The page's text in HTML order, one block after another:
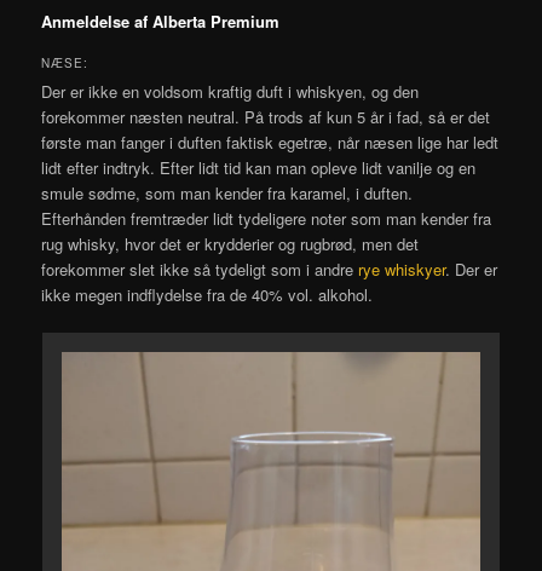
Anmeldelse af Alberta Premium
NÆSE:
Der er ikke en voldsom kraftig duft i whiskyen, og den
forekommer næsten neutral. På trods af kun 5 år i fad, så er det
første man fanger i duften faktisk egetræ, når næsen lige har ledt
lidt efter indtryk. Efter lidt tid kan man opleve lidt vanilje og en
smule sødme, som man kender fra karamel, i duften.
Efterhånden fremtræder lidt tydeligere noter som man kender fra
rug whisky, hvor det er krydderier og rugbrød, men det
forekommer slet ikke så tydeligt som i andre rye whiskyer. Der er
ikke megen indflydelse fra de 40% vol. alkohol.